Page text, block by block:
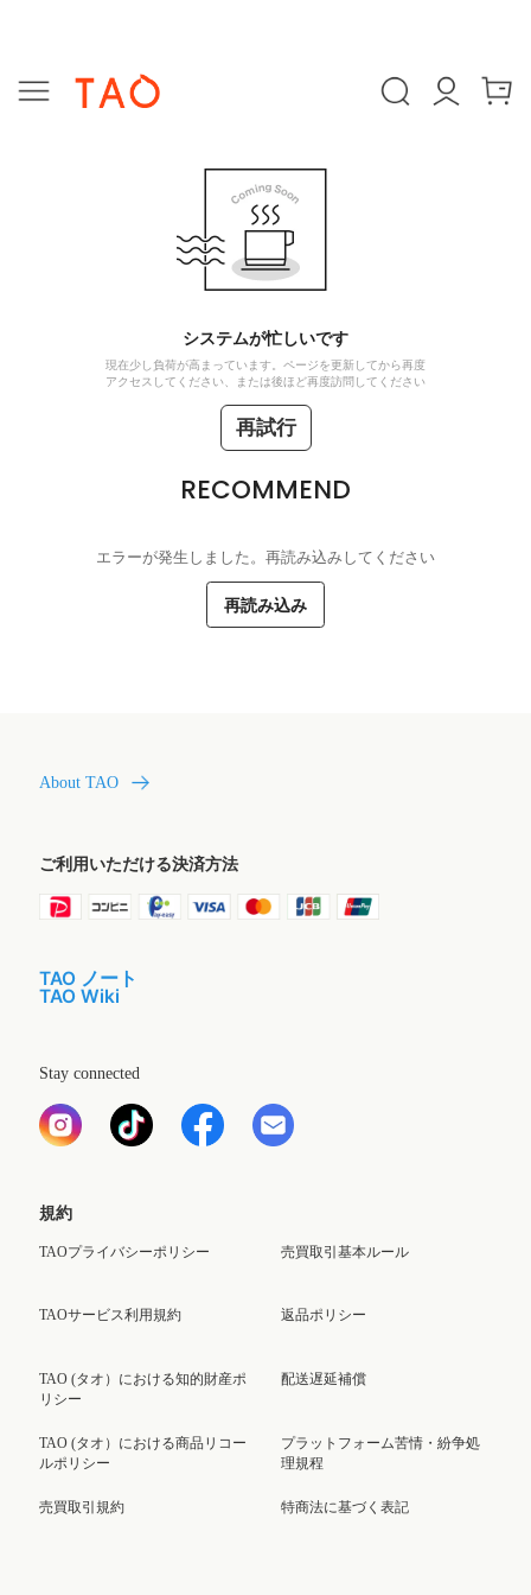
システムが忙しいです
現在少し負荷が高まっています。ページを更新してから再度
アクセスしてください、または後ほど再度訪問してください
再試行
RECOMMEND
エラーが発生しました。再読み込みしてください
再読み込み
About TAO
ご利用いただける決済方法
TAO ノート
TAO Wiki
Stay connected
規約
TAOプライバシーポリシー
TAOサービス利用規約
TAO (タオ）における知的財産ポ
リシー
TAO (タオ）における商品リコー
ルポリシー
売買取引規約
売買取引基本ルール
返品ポリシー
配送遅延補償
プラットフォーム苦情・紛争処
理規程
特商法に基づく表記